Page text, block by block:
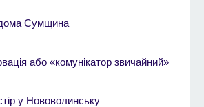
Сумщина
або «комунікатор звичайний»
у Нововолинську